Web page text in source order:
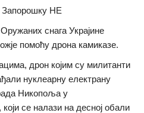
Запорошку НЕ
снага Украјине
помоћу дрона камиказе.
дрон којим су милитанти
нуклеарну електрану
Никопоља у
се налази на десној обали